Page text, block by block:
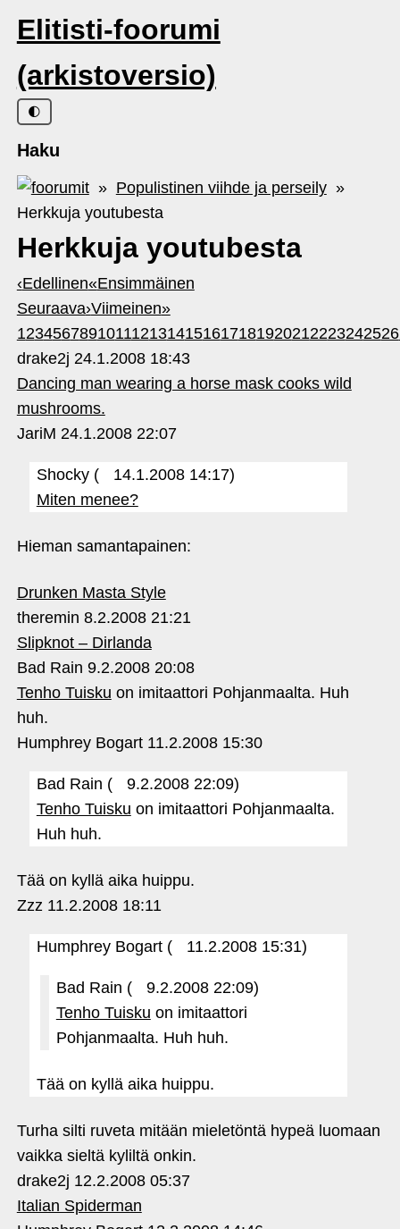
Elitisti-foorumi
(arkistoversio)
🌓
Haku
» Populistinen viihde ja perseily»
Herkkuja youtubesta
Herkkuja youtubesta
‹Edellinen«Ensimmäinen
Seuraava›Viimeinen»
1234567891011121314151617181920212223242526
drake2j 24.1.2008 18:43
Dancing man wearing a horse mask cooks wild
mushrooms.
JariM 24.1.2008 22:07
Shocky (
14.1.2008 14:17)
Miten menee?
Hieman samantapainen:
Drunken Masta Style
theremin 8.2.2008 21:21
Slipknot – Dirlanda
Bad Rain 9.2.2008 20:08
Tenho Tuisku on imitaattori Pohjanmaalta. Huh
huh.
Humphrey Bogart 11.2.2008 15:30
Bad Rain (
9.2.2008 22:09)
Tenho Tuisku on imitaattori Pohjanmaalta.
Huh huh.
Tää on kyllä aika huippu.
Zzz 11.2.2008 18:11
Humphrey Bogart ( 11.2.2008 15:31)
Bad Rain (
9.2.2008 22:09)
Tenho Tuisku on imitaattori
Pohjanmaalta. Huh huh.
Tää on kyllä aika huippu.
Turha silti ruveta mitään mieletöntä hypeä luomaan
vaikka sieltä kyliltä onkin.
drake2j 12.2.2008 05:37
Italian Spiderman